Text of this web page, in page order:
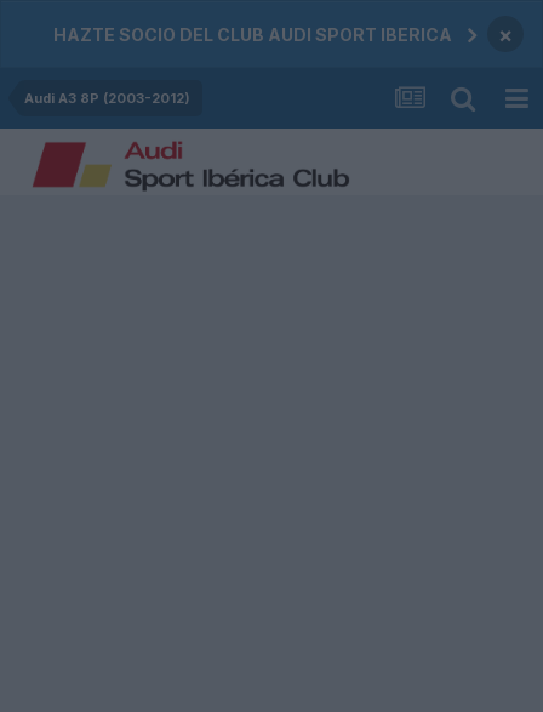
HAZTE SOCIO DEL CLUB AUDI SPORT IBERICA ×
Audi A3 8P (2003-2012)